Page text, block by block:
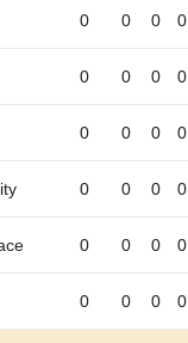
0 0 0 0
0 0 0 0
0 0 0 0
0 0 0 0
0 0 0 0
0 0 0 0